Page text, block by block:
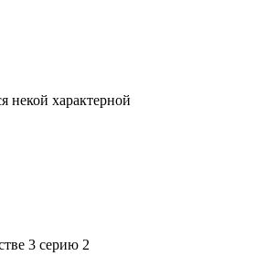
некой характерной
3 серию 2